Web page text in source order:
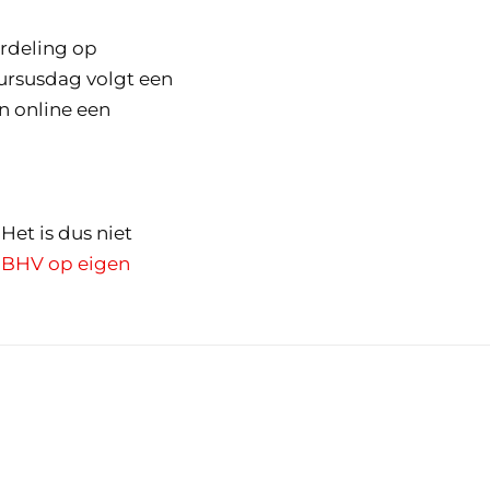
op
volgt een
online een
is dus niet
BHV op eigen